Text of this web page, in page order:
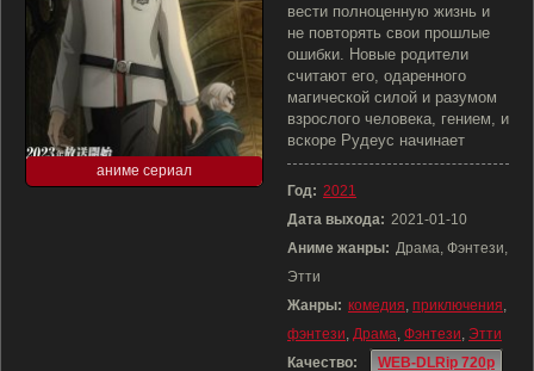
аниме сериал
вести полноценную жизнь и
не повторять свои прошлые
ошибки. Новые родители
считают его, одаренного
магической силой и разумом
взрослого человека, гением, и
вскоре Рудеус начинает
Год: 2021
Дата выхода: 2021-01-10
Аниме жанры: Драма, Фэнтези,
Этти
Жанры: комедия, приключения,
фэнтези, Драма, Фэнтези, Этти
Качество:
WEB-DLRip 720p